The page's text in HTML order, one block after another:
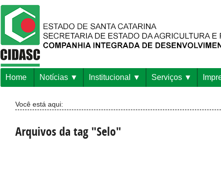
Home Notícias Institucional Serviços
Você está aqui:
Arquivos da tag "Selo"